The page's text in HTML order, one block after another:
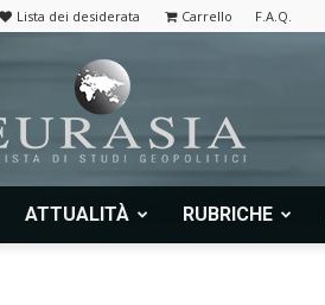
Lista dei desiderata Carrello F.A.Q.
ATTUALITÀ RUBRICHE